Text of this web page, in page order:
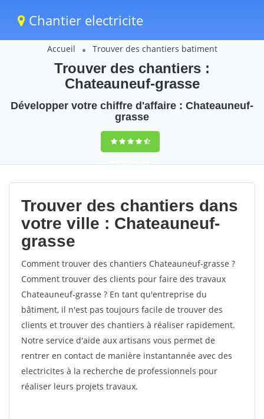
Chantier electricite
Accueil Trouver des chantiers batiment
Trouver des chantiers :
Chateauneuf-grasse
Développer votre chiffre d'affaire : Chateauneuf-
grasse
9,5(100%)72
votes
Trouver des chantiers dans
votre ville : Chateauneuf-
grasse
Comment trouver des chantiers Chateauneuf-grasse ?
Comment trouver des clients pour faire des travaux
Chateauneuf-grasse ? En tant qu'entreprise du
bâtiment, il n'est pas toujours facile de trouver des
clients et trouver des chantiers à réaliser rapidement.
Notre service d'aide aux artisans vous permet de
rentrer en contact de manière instantannée avec des
electricites à la recherche de professionnels pour
réaliser leurs projets travaux.